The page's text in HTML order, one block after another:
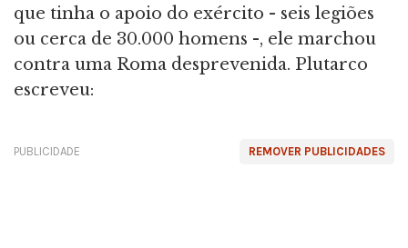
que tinha o apoio do exército - seis legiões
ou cerca de 30.000 homens -, ele marchou
contra uma Roma desprevenida. Plutarco
escreveu:
REMOVER PUBLICIDADES
PUBLICIDADE